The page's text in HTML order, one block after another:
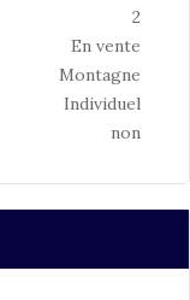
2
En vente
Montagne
Individuel
non